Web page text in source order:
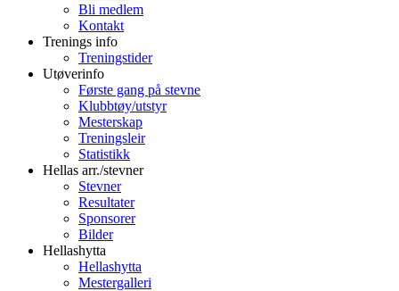
Bli medlem
Kontakt
Trenings info
Treningstider
Utøverinfo
Første gang på stevne
Klubbtøy/utstyr
Mesterskap
Treningsleir
Statistikk
Hellas arr./stevner
Stevner
Resultater
Sponsorer
Bilder
Hellashytta
Hellashytta
Mestergalleri